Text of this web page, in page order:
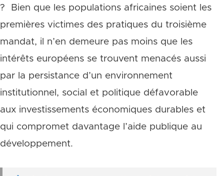
? Bien que les populations africaines soient les
premières victimes des pratiques du troisième
mandat, il n’en demeure pas moins que les
intérêts européens se trouvent menacés aussi
par la persistance d’un environnement
institutionnel, social et politique défavorable
aux investissements économiques durables et
qui compromet davantage l’aide publique au
développement.